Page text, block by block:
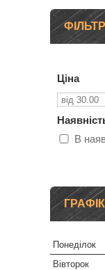
Ціна
В
Понеділок
Вівторок